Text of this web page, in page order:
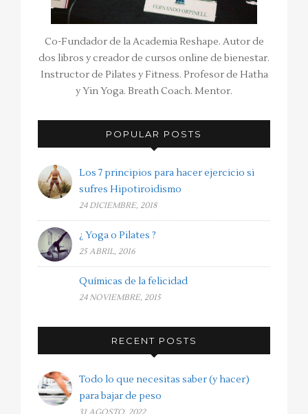
Co-Fundador de la Academia Reshape. Autor de
dos libros y creador de cursos online de bienestar.
Instructor de Pilates y Fitness. Profesor de Hatha
y Yin Yoga. Breath Coach. Mentor.
POPULAR POSTS
Los 7 principios para hacer ejercicio si
sufres Hipotiroidismo
24 DICIEMBRE, 2018
¿ Yoga o Pilates ?
25 ABRIL, 2016
Químicas de la felicidad
24 NOVIEMBRE, 2015
RECENT POSTS
Todo lo que necesitas saber (y hacer)
para bajar de peso